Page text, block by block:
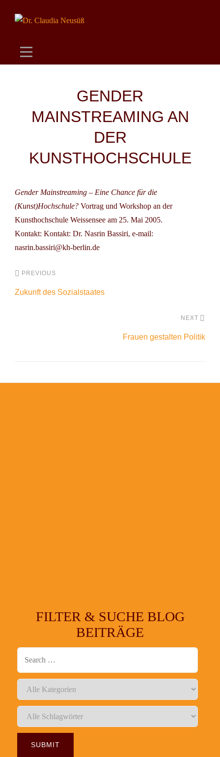
GENDER
MAINSTREAMING AN
DER
KUNSTHOCHSCHULE
Gender Mainstreaming – Eine Chance für die
(Kunst)Hochschule? Vortrag und Workshop an der
Kunsthochschule Weissensee am 25. Mai 2005.
Kontakt: Kontakt: Dr. Nasrin Bassiri, e-mail:
nasrin.bassiri@kh-berlin.de
Beitragsnavigation
PREVIOUS
Zukunft des Sozialstaates
NEXT
Frauen gestalten Politik
FILTER & SUCHE BLOG
BEITRÄGE